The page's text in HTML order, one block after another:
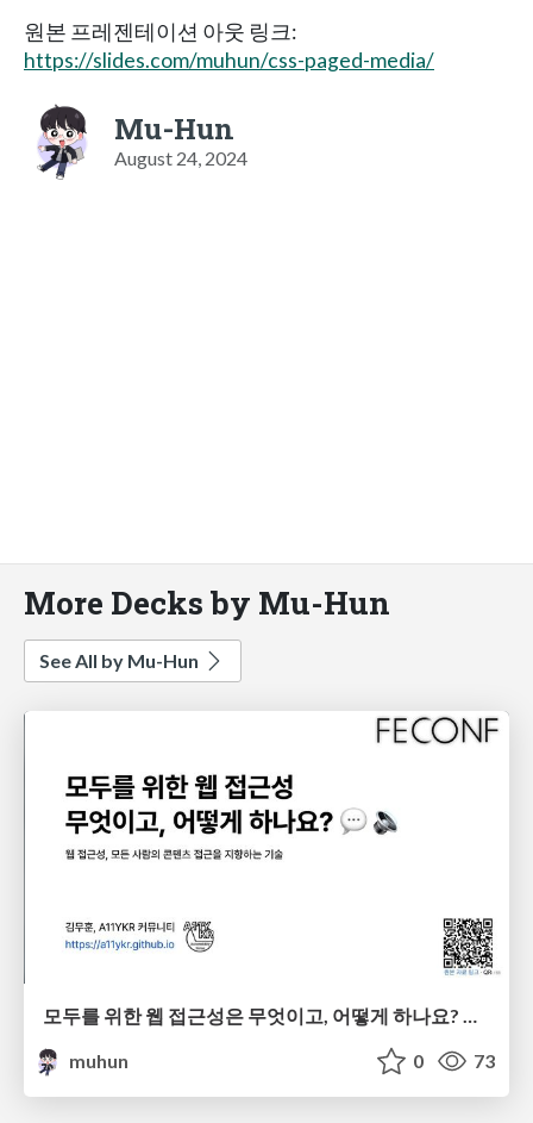
원본 프레젠테이션 아웃 링크:
https://slides.com/muhun/css-paged-media/
Mu-Hun
August 24, 2024
More Decks by Mu-Hun
See All by Mu-Hun
모두를 위한 웹 접근성은 무엇이고, 어떻게 하나요? 💬 🔉
muhun
0 73